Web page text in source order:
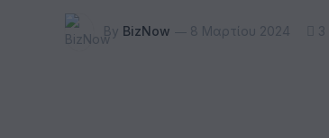
By BizNow 8 Μαρτίου 2024 3